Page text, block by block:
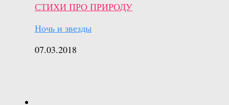
СТИХИ ПРО ПРИРОДУ
Ночь и звезды
07.03.2018